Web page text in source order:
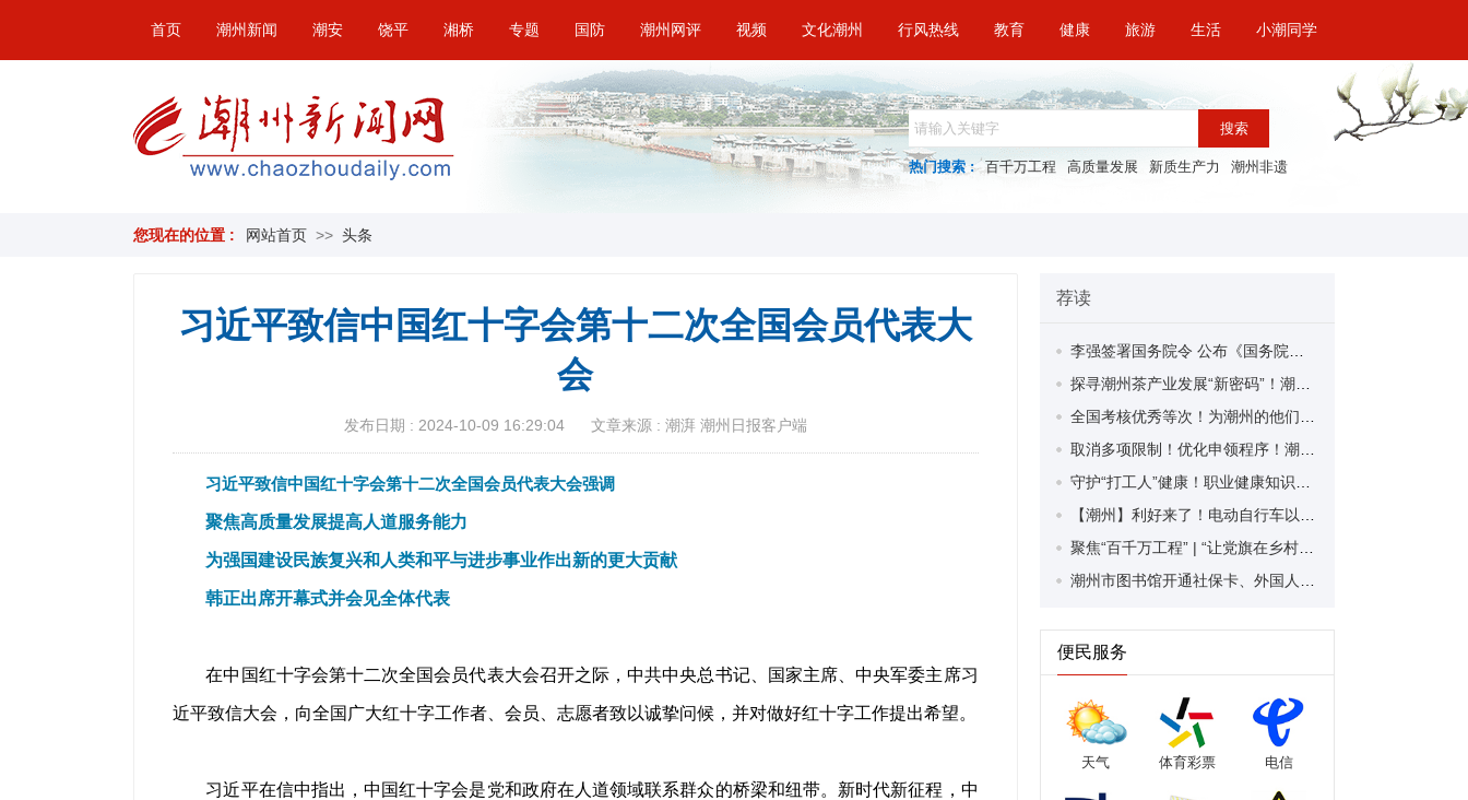
首页 潮州新闻 潮安 饶平 湘桥 专题 国防 潮州网评 视频 文化潮州 行风热线 教育 健康 旅游 生活 小潮同学
搜索
热门搜索 : 百千万工程 高质量发展 新质生产力 潮州非遗
您现在的位置 : 网站首页 >> 头条
习近平致信中国红十字会第十二次全国会员代表大
会
发布日期 : 2024-10-09 16:29:04 文章来源 : 潮湃 潮州日报客户端
习近平致信中国红十字会第十二次全国会员代表大会强调
聚焦高质量发展提高人道服务能力
为强国建设民族复兴和人类和平与进步事业作出新的更大贡献
韩正出席开幕式并会见全体代表
在中国红十字会第十二次全国会员代表大会召开之际，中共中央总书记、国家主席、中央军委主席习
近平致信大会，向全国广大红十字工作者、会员、志愿者致以诚挚问候，并对做好红十字工作提出希望。
习近平在信中指出，中国红十字会是党和政府在人道领域联系群众的桥梁和纽带。新时代新征程，中
荐读
便民服务
天气 体育彩票 电信